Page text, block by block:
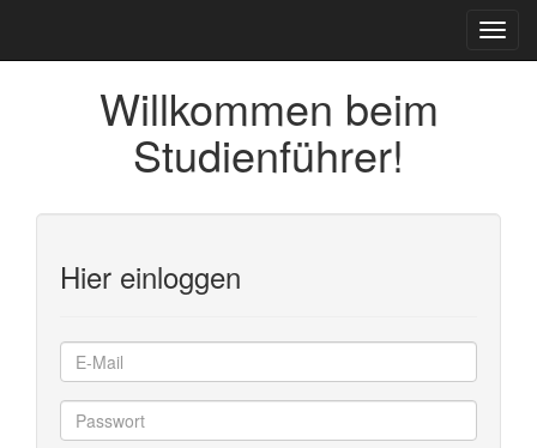
Willkommen beim
Studienführer!
Hier einloggen